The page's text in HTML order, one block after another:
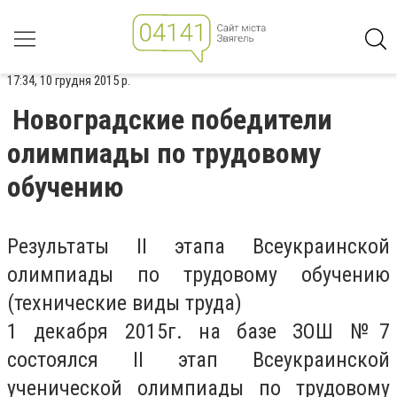
17:34, 10 грудня 2015 р.
Новоградские победители
олимпиады по трудовому
обучению
Результаты II этапа Всеукраинской
олимпиады по трудовому обучению
(технические виды труда)
1 декабря 2015г. на базе ЗОШ №7
состоялся II этап Всеукраинской
ученической олимпиады по трудовому